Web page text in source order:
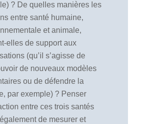
? De quelles manières les
entre santé humaine,
et animale,
elles de support aux
(qu’il s’agisse de
de nouveaux modèles
ou de défendre la
par exemple) ? Penser
entre ces trois santés
de mesurer et